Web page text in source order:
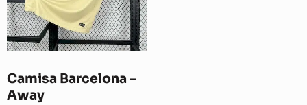
Camisa Barcelona –
Away